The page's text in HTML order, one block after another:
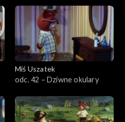
Miś Uszatek
odc. 42 – Dziwne okulary